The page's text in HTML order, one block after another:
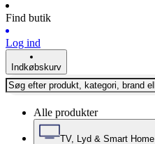
Find butik
Log ind
Indkøbskurv
Alle produkter
TV, Lyd & Smart Home